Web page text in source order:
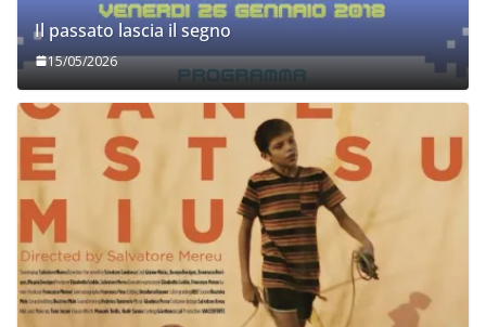
Il passato lascia il segno
15/05/2026